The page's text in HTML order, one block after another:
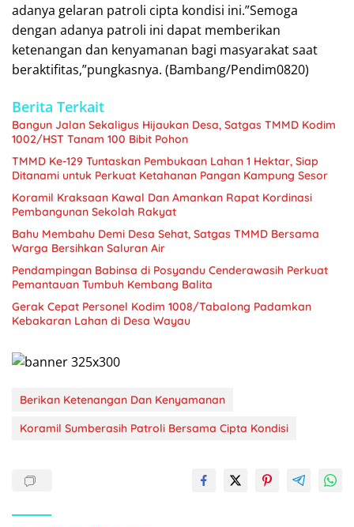
adanya gelaran patroli cipta kondisi ini.”Semoga
dengan adanya patroli ini dapat memberikan
ketenangan dan kenyamanan bagi masyarakat saat
beraktifitas,”pungkasnya. (Bambang/Pendim0820)
Berita Terkait
Bangun Jalan Sekaligus Hijaukan Desa, Satgas TMMD Kodim
1002/HST Tanam 100 Bibit Pohon
TMMD Ke-129 Tuntaskan Pembukaan Lahan 1 Hektar, Siap
Ditanami untuk Perkuat Ketahanan Pangan Kampung Sesor
Koramil Kraksaan Kawal Dan Amankan Rapat Kordinasi
Pembangunan Sekolah Rakyat
Bahu Membahu Demi Desa Sehat, Satgas TMMD Bersama
Warga Bersihkan Saluran Air
Pendampingan Babinsa di Posyandu Cenderawasih Perkuat
Pemantauan Tumbuh Kembang Balita
Gerak Cepat Personel Kodim 1008/Tabalong Padamkan
Kebakaran Lahan di Desa Wayau
Berikan Ketenangan Dan Kenyamanan
Koramil Sumberasih Patroli Bersama Cipta Kondisi